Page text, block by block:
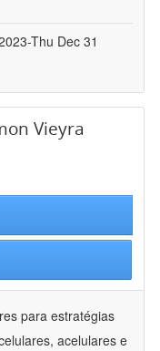
Thu Dec 31
Vieyra
para estratégias
acelulares e